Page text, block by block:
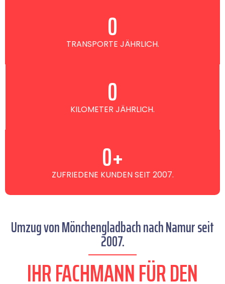
TRANSPORTE JÄHRLICH.
0
KILOMETER JÄHRLICH.
0
ZUFRIEDENE KUNDEN SEIT 2007.
0+
Umzug von Mönchengladbach nach Namur seit
2007.
IHR FACHMANN FÜR DEN